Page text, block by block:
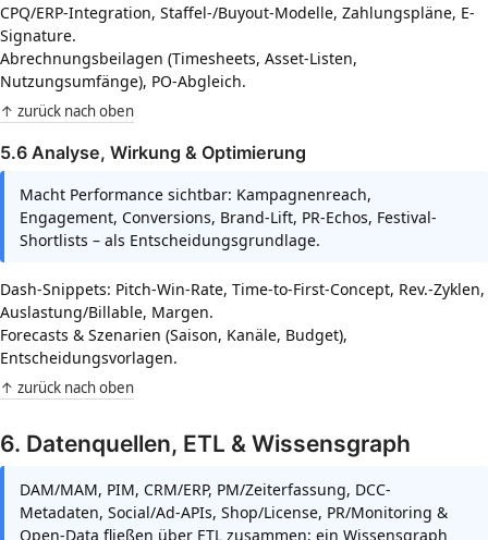
CPQ/ERP-Integration, Staffel-/Buyout-Modelle, Zahlungspläne, E-
Signature.
Abrechnungsbeilagen (Timesheets, Asset-Listen,
Nutzungsumfänge), PO-Abgleich.
↑ zurück nach oben
5.6 Analyse, Wirkung & Optimierung
Macht Performance sichtbar: Kampagnenreach,
Engagement, Conversions, Brand-Lift, PR-Echos, Festival-
Shortlists – als Entscheidungsgrundlage.
Dash-Snippets: Pitch-Win-Rate, Time-to-First-Concept, Rev.-Zyklen,
Auslastung/Billable, Margen.
Forecasts & Szenarien (Saison, Kanäle, Budget),
Entscheidungsvorlagen.
↑ zurück nach oben
6. Datenquellen, ETL & Wissensgraph
DAM/MAM, PIM, CRM/ERP, PM/Zeiterfassung, DCC-
Metadaten, Social/Ad-APIs, Shop/License, PR/Monitoring &
Open-Data fließen über ETL zusammen; ein Wissensgraph